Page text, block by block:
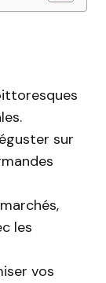
sur
les
vos